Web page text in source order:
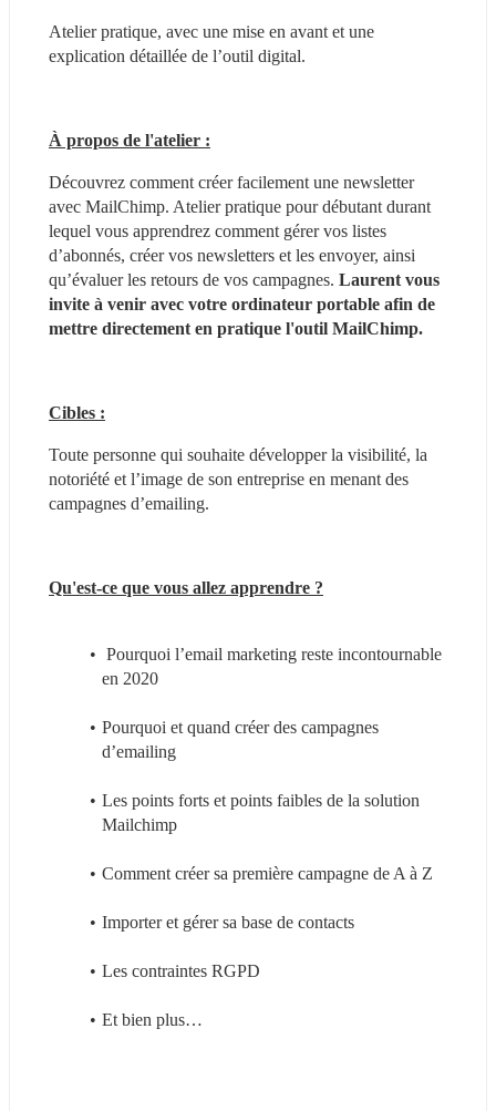
Atelier pratique, avec une mise en avant et une
explication détaillée de l’outil digital.
À propos de l'atelier :
Découvrez comment créer facilement une newsletter
avec MailChimp. Atelier pratique pour débutant durant
lequel vous apprendrez comment gérer vos listes
d’abonnés, créer vos newsletters et les envoyer, ainsi
qu’évaluer les retours de vos campagnes. Laurent vous
invite à venir avec votre ordinateur portable afin de
mettre directement en pratique l'outil MailChimp.
Cibles :
Toute personne qui souhaite développer la visibilité, la
notoriété et l’image de son entreprise en menant des
campagnes d’emailing.
Qu'est-ce que vous allez apprendre ?
Pourquoi l’email marketing reste incontournable
en 2020
Pourquoi et quand créer des campagnes
d’emailing
Les points forts et points faibles de la solution
Mailchimp
Comment créer sa première campagne de A à Z
Importer et gérer sa base de contacts
Les contraintes RGPD
Et bien plus…